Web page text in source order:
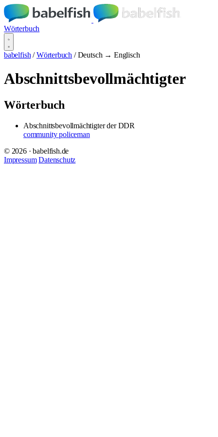
Wörterbuch
babelfish / Wörterbuch / Deutsch → Englisch
Abschnittsbevollmächtigter
Wörterbuch
Abschnittsbevollmächtigter der DDR
community policeman
© 2026 · babelfish.de
Impressum Datenschutz